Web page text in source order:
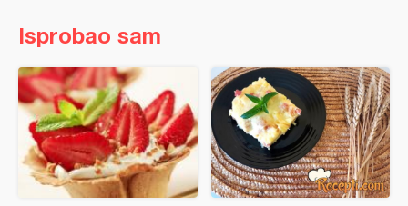
Isprobao sam